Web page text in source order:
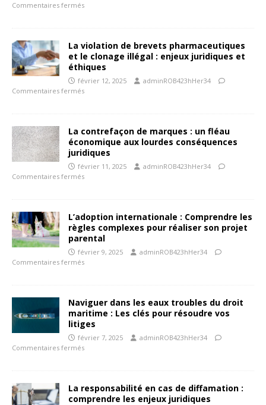
Commentaires fermés
La violation de brevets pharmaceutiques
et le clonage illégal : enjeux juridiques et
éthiques
février 12, 2025
adminROB423hHer34
Commentaires fermés
La contrefaçon de marques : un fléau
économique aux lourdes conséquences
juridiques
février 11, 2025
adminROB423hHer34
Commentaires fermés
L’adoption internationale : Comprendre les
règles complexes pour réaliser son projet
parental
février 9, 2025
adminROB423hHer34
Commentaires fermés
Naviguer dans les eaux troubles du droit
maritime : Les clés pour résoudre vos
litiges
février 7, 2025
adminROB423hHer34
Commentaires fermés
La responsabilité en cas de diffamation :
comprendre les enjeux juridiques